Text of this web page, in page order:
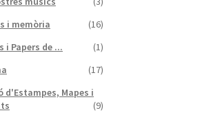
i memòria
(16)
i Papers de ...
(1)
(17)
d'Estampes, Mapes i
(9)